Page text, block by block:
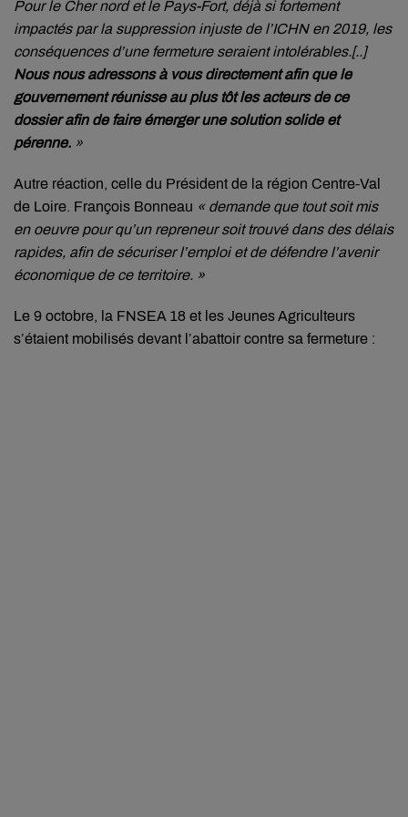
Pour le Cher nord et le Pays-Fort, déjà si fortement
impactés par la suppression injuste de l’ICHN en 2019, les
conséquences d’une fermeture seraient intolérables.[..]
Nous nous adressons à vous directement afin que le
gouvernement réunisse au plus tôt les acteurs de ce
dossier afin de faire émerger une solution solide et
pérenne. »
Autre réaction, celle du Président de la région Centre-Val
de Loire. François Bonneau « demande que tout soit mis
en oeuvre pour qu’un repreneur soit trouvé dans des délais
rapides, afin de sécuriser l’emploi et de défendre l’avenir
économique de ce territoire. »
Le 9 octobre, la FNSEA 18 et les Jeunes Agriculteurs
s’étaient mobilisés devant l’abattoir contre sa fermeture :